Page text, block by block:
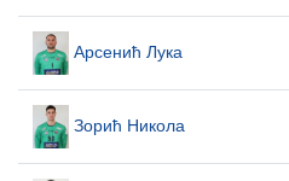
Арсенић Лука
Зорић Никола